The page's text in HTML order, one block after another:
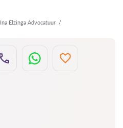
Ina Elzinga Advocatuur